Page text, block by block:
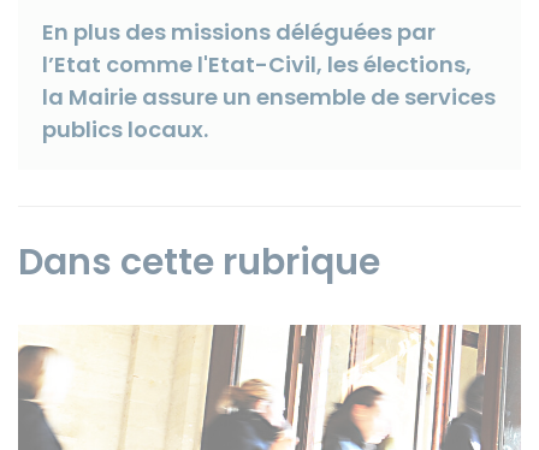
Facebook
Instagram
En plus des missions déléguées par
l’Etat comme l'Etat-Civil, les élections,
la Mairie assure un ensemble de services
publics locaux.
Dans cette rubrique